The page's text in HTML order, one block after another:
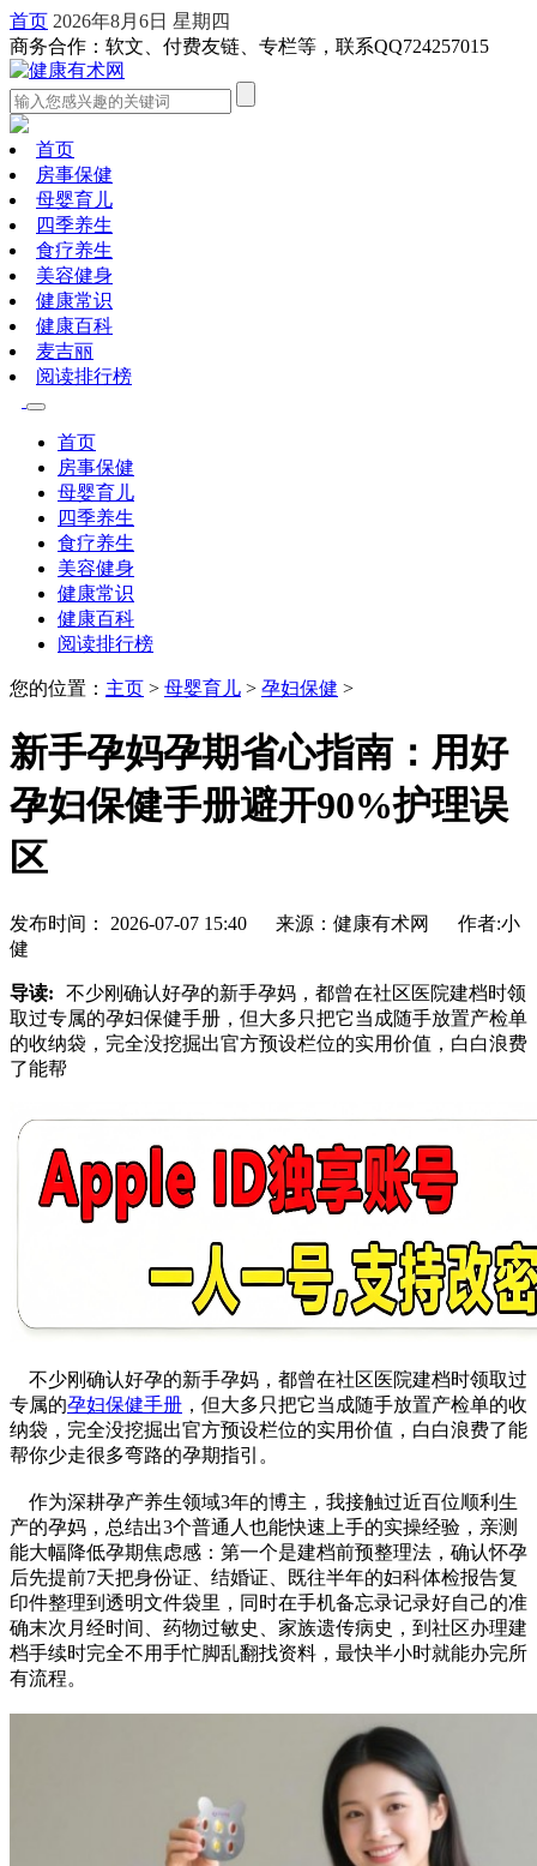
首页 2026年8月6日 星期四
商务合作：软文、付费友链、专栏等，联系QQ724257015
首页
房事保健
母婴育儿
四季养生
食疗养生
美容健身
健康常识
健康百科
麦吉丽
阅读排行榜
首页
房事保健
母婴育儿
四季养生
食疗养生
美容健身
健康常识
健康百科
阅读排行榜
您的位置： 主页 > 母婴育儿 > 孕妇保健 >
新手孕妈孕期省心指南：用好
孕妇保健手册避开90%护理误
区
发布时间： 2026-07-07 15:40 来源：健康有术网 作者:小
健
导读:
不少刚确认好孕的新手孕妈，都曾在社区医院建档时领
取过专属的孕妇保健手册，但大多只把它当成随手放置产检单
的收纳袋，完全没挖掘出官方预设栏位的实用价值，白白浪费
了能帮
不少刚确认好孕的新手孕妈，都曾在社区医院建档时领取过
专属的孕妇保健手册 ，但大多只把它当成随手放置产检单的收
纳袋，完全没挖掘出官方预设栏位的实用价值，白白浪费了能
帮你少走很多弯路的孕期指引。
作为深耕孕产养生领域3年的博主，我接触过近百位顺利生
产的孕妈，总结出3个普通人也能快速上手的实操经验，亲测
能大幅降低孕期焦虑感：第一个是建档前预整理法，确认怀孕
后先提前7天把身份证、结婚证、既往半年的妇科体检报告复
印件整理到透明文件袋里，同时在手机备忘录记录好自己的准
确末次月经时间、药物过敏史、家族遗传病史，到社区办理建
档手续时完全不用手忙脚乱翻找资料，最快半小时就能办完所
有流程。